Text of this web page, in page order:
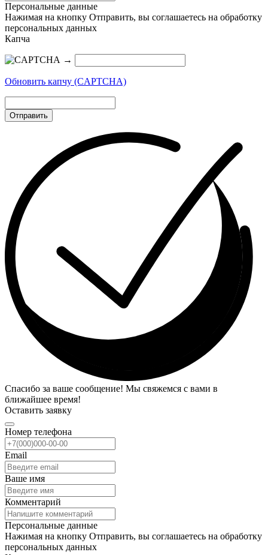
Персональные данные
Нажимая на кнопку Отправить, вы соглашаетесь на обработку
персональных данных
Капча
→
Обновить капчу (CAPTCHA)
Отправить
Спасибо за ваше сообщение! Мы свяжемся с вами в
ближайшее время!
Оставить заявку
Номер телефона
Email
Ваше имя
Комментарий
Персональные данные
Нажимая на кнопку Отправить, вы соглашаетесь на обработку
персональных данных